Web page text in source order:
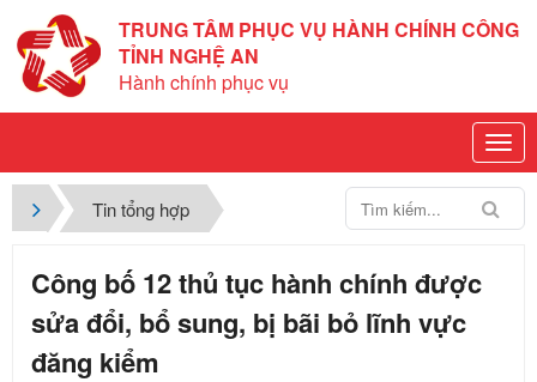
TRUNG TÂM PHỤC VỤ HÀNH CHÍNH CÔNG
TỈNH NGHỆ AN
Hành chính phục vụ
Tin tổng hợp
Công bố 12 thủ tục hành chính được
sửa đổi, bổ sung, bị bãi bỏ lĩnh vực
đăng kiểm